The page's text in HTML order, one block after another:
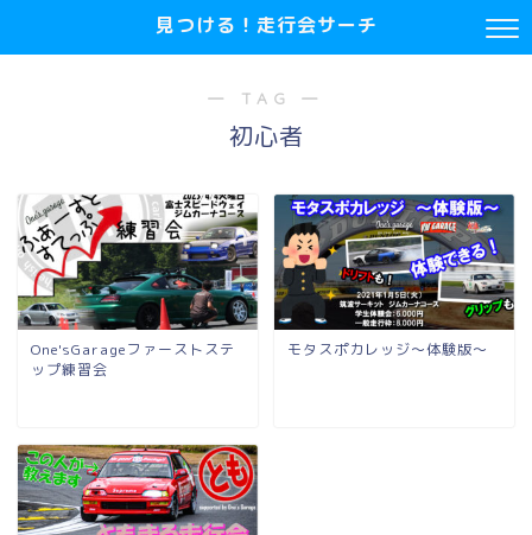
見つける！走行会サーチ
― TAG ―
初心者
One'sGarageファーストステ
ップ練習会
モタスポカレッジ～体験版～